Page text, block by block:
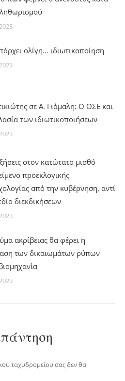
ολίγη… ιδιωτικοποίηση
σε Α. Γιάμαλη: Ο ΟΣΕ και
των ιδιωτικοποιήσεων
στον κατώτατο μισθό
προεκλογικής
από την κυβέρνηση, αντί
διεκδικήσεων
ακρίβειας θα φέρει η
των δικαιωμάτων ρύπων
ταχυδρομείου σας δεν θα